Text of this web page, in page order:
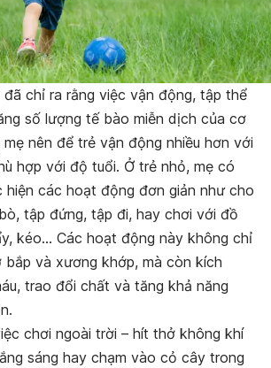
đã chỉ ra rằng việc vận động, tập thể
số lượng tế bào miễn dịch của cơ
nên để trẻ vận động nhiều hơn với
hợp với độ tuổi. Ở trẻ nhỏ, mẹ có
các hoạt động đơn giản như cho
tập đứng, tập đi, hay chơi với đồ
kéo… Các hoạt động này không chỉ
bắp và xương khớp, mà còn kích
trao đổi chất và tăng khả năng
chơi ngoài trời – hít thở không khí
sáng hay chạm vào cỏ cây trong